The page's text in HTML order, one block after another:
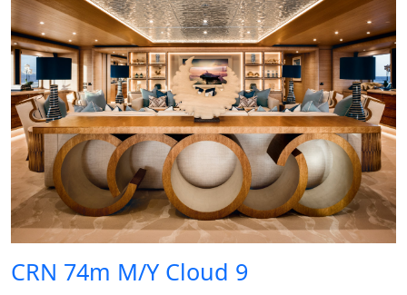
CRN 74m M/Y Cloud 9